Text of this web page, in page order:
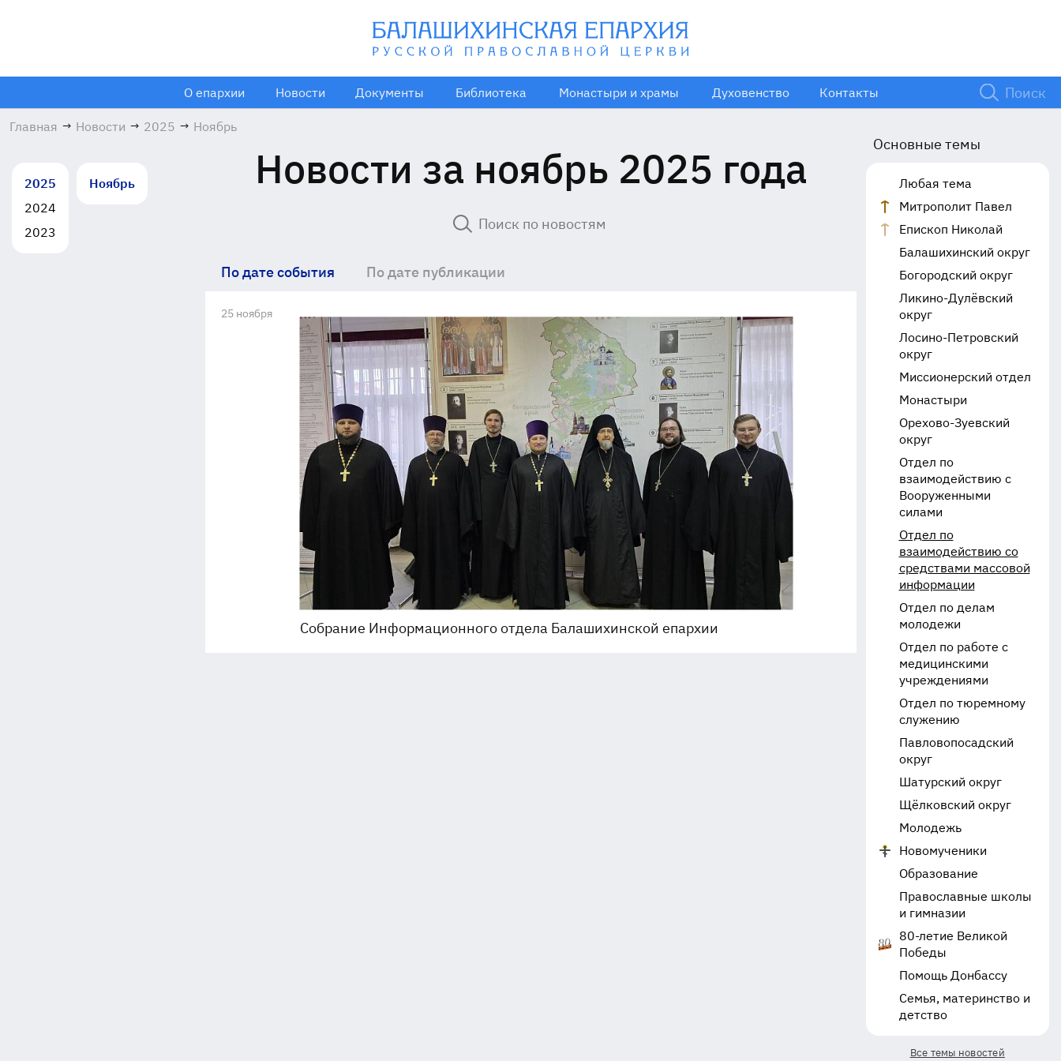
О епархии Новости Документы Библиотека Монастыри и храмы Духовенство Контакты
Главная → Новости → 2025 → Ноябрь
2025
2024
2023
Ноябрь Новости за ноябрь 2025 года
По дате события По дате публикации
25 ноября
Собрание Информационного отдела Балашихинской епархии
Основные темы
Любая тема
Митрополит Павел
Епископ Николай
Балашихинский округ
Богородский округ
Ликино-Дулёвский
округ
Лосино-Петровский
округ
Миссионерский отдел
Монастыри
Орехово-Зуевский
округ
Отдел по
взаимодействию с
Вооруженными
силами
Отдел по
взаимодействию со
средствами массовой
информации
Отдел по делам
молодежи
Отдел по работе с
медицинскими
учреждениями
Отдел по тюремному
служению
Павловопосадский
округ
Шатурский округ
Щёлковский округ
Молодежь
Новомученики
Образование
Православные школы
и гимназии
80-летие Великой
Победы
Помощь Донбассу
Семья, материнство и
детство
Все темы новостей